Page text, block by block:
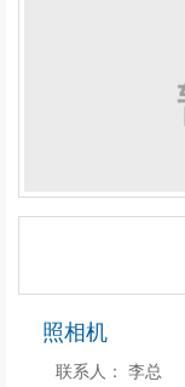
照相机
联系人：
李总